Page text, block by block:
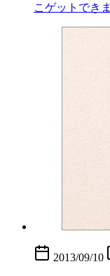
こゲットでき
2013/09/10